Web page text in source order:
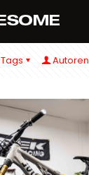
Tags Autoren